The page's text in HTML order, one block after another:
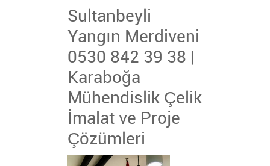
Sultanbeyli
Yangın Merdiveni
0530 842 39 38 |
Karaboğa
Mühendislik Çelik
İmalat ve Proje
Çözümleri